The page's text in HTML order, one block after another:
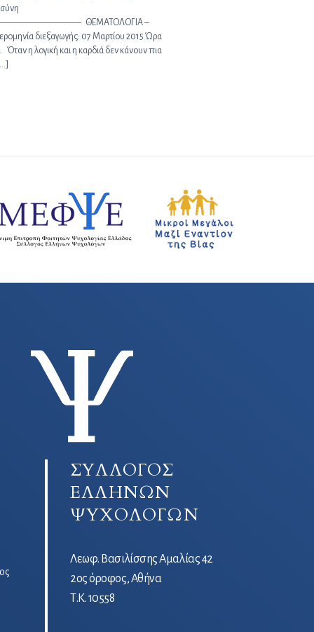
ΘΕΜΑΤΟΛΟΓΙΑ –
διεξαγωγής: 07 Μαρτίου 2015 Ώρα
η λογική και η καρδιά δεν κάνουν πια
ΣΥΛΛΟΓΟΣ
ΕΛΛΗΝΩΝ
ΨΥΧΟΛΟΓΩΝ
Λεωφ. Βασιλίσσης Αμαλίας 42
2ος όροφος, Αθήνα
Τ.Κ. 10558